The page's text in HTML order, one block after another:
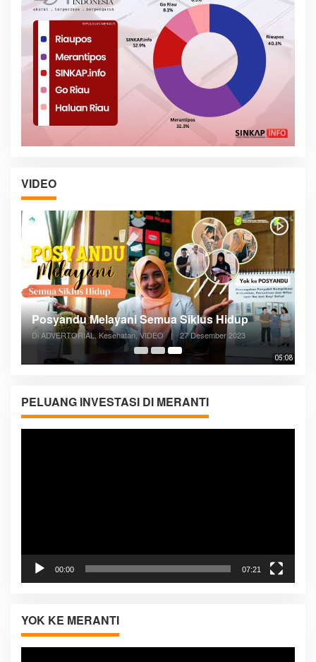
VIDEO
05:08
Posyandu Melayani Semua Siklus Hidup
Di ADVERTORIAL, Kesehatan, VIDEO | 27 Desember 2023
PELUANG INVESTASI DI MERANTI
00:00 07:21
YOK KE MERANTI